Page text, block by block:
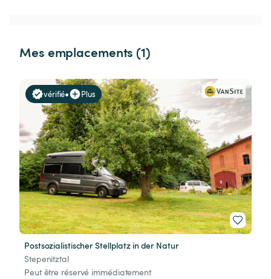
Mes emplacements (1)
vérifié• Plus
Postsozialistischer Stellplatz in der Natur
Stepenitztal
Peut être réservé immédiatement